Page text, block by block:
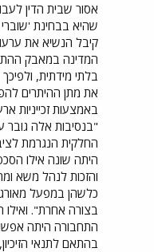
אסור שבית הדין
שהיא בבחינת
קיבל הנשיא את
המדינה במאבק
בלתי מידתית,
את מתן ההיתרים
באמצעות זכייניות
"בנסיבות אלה גובר
החלקית הנגרמת
היתה שונה אילו
והזכות לנהל משא
כלשהן במפעל
בצורה אחרת".
התחבורה היתה
בהתאם לתנאי